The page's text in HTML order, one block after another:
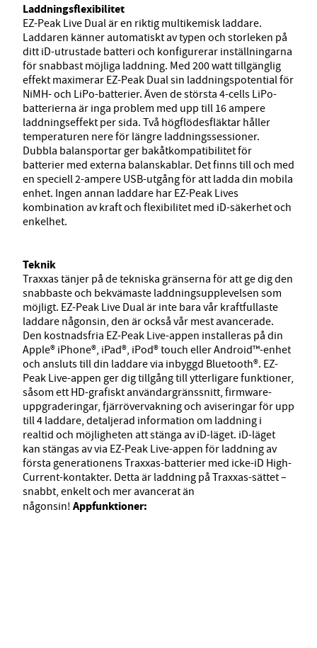
Laddningsflexibilitet
EZ-Peak Live Dual är en riktig multikemisk laddare.
Laddaren känner automatiskt av typen och storleken på
ditt iD-utrustade batteri och konfigurerar inställningarna
för snabbast möjliga laddning. Med 200 watt tillgänglig
effekt maximerar EZ-Peak Dual sin laddningspotential för
NiMH- och LiPo-batterier. Även de största 4-cells LiPo-
batterierna är inga problem med upp till 16 ampere
laddningseffekt per sida. Två högflödesfläktar håller
temperaturen nere för längre laddningssessioner.
Dubbla balansportar ger bakåtkompatibilitet för
batterier med externa balanskablar. Det finns till och med
en speciell 2-ampere USB-utgång för att ladda din mobila
enhet. Ingen annan laddare har EZ-Peak Lives
kombination av kraft och flexibilitet med iD-säkerhet och
enkelhet.
Teknik
Traxxas tänjer på de tekniska gränserna för att ge dig den
snabbaste och bekvämaste laddningsupplevelsen som
möjligt. EZ-Peak Live Dual är inte bara vår kraftfullaste
laddare någonsin, den är också vår mest avancerade.
Den kostnadsfria EZ-Peak Live-appen installeras på din
Apple® iPhone®, iPad®, iPod® touch eller Android™-enhet
och ansluts till din laddare via inbyggd Bluetooth®. EZ-
Peak Live-appen ger dig tillgång till ytterligare funktioner,
såsom ett HD-grafiskt användargränssnitt, firmware-
uppgraderingar, fjärrövervakning och aviseringar för upp
till 4 laddare, detaljerad information om laddning i
realtid och möjligheten att stänga av iD-läget. iD-läget
kan stängas av via EZ-Peak Live-appen för laddning av
första generationens Traxxas-batterier med icke-iD High-
Current-kontakter. Detta är laddning på Traxxas-sättet –
snabbt, enkelt och mer avancerat än
någonsin! Appfunktioner: